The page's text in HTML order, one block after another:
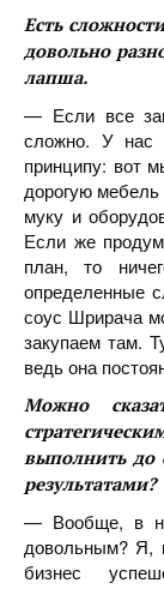
Есть
довольно
лапша.
— Если все
сложно. У нас
принципу: вот
дорогую мебель
муку и
Если же
план, то
определенные
соус Шрирача
закупаем там.
ведь она
Можно
выполнить до
результатами?
— Вообще, в
довольным? Я,
бизнес